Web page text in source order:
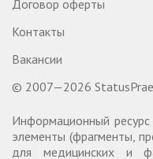
Договор оферты
Контакты
Вакансии
© 2007—2026
Информационный
элементы (фрагменты,
для медицинских и